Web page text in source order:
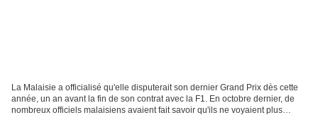
La Malaisie a officialisé qu'elle disputerait son dernier Grand Prix dès cette
année, un an avant la fin de son contrat avec la F1. En octobre dernier, de
nombreux officiels malaisiens avaient fait savoir qu'ils ne voyaient plus